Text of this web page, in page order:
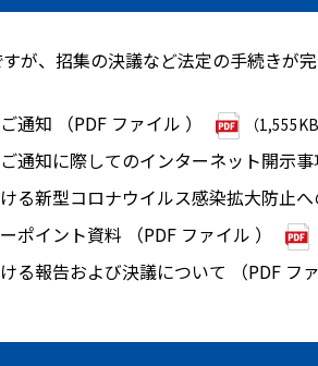
が、招集の決議など法定の手続き
通知 （PDF ファイル ） （1,555KB
通知に際してのインターネット開示事
る新型コロナウイルス感染拡大防止
ポイント資料 （PDF ファイル ）
る報告および決議について （PDF ファ